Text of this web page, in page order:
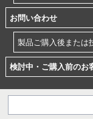
お問い合わせ
製品ご購入後または
検討中・ご購入前のお